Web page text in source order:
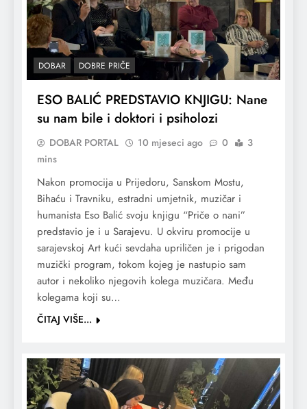
DOBAR DOBRE PRIČE
ESO BALIĆ PREDSTAVIO KNJIGU: Nane
su nam bile i doktori i psiholozi
DOBAR PORTAL 10 mjeseci ago 0
3
mins
Nakon promocija u Prijedoru, Sanskom Mostu,
Bihaću i Travniku, estradni umjetnik, muzičar i
humanista Eso Balić svoju knjigu “Priče o nani”
predstavio je i u Sarajevu. U okviru promocije u
sarajevskoj Art kući sevdaha upriličen je i prigodan
muzički program, tokom kojeg je nastupio sam
autor i nekoliko njegovih kolega muzičara. Među
kolegama koji su…
ČITAJ VIŠE...